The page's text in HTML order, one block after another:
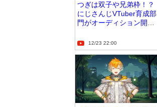
つぎは双子や兄弟枠！？
にじさんじVTuber育成部
門がオーディション開催
12/23 22:00